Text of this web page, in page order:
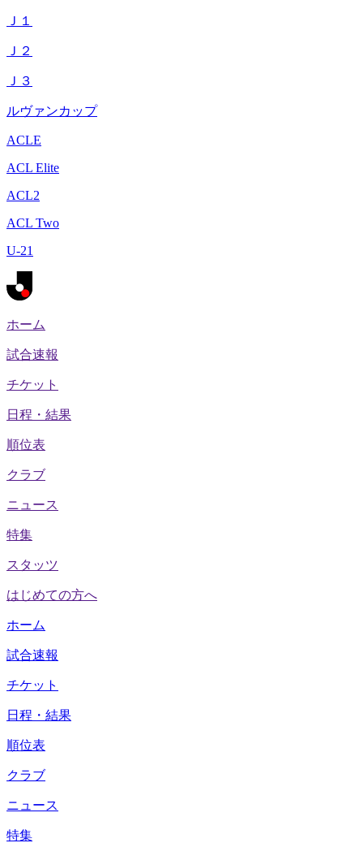
Ｊ１
Ｊ２
Ｊ３
ルヴァンカップ
ACLE
ACL Elite
ACL2
ACL Two
U-21
ホーム
試合速報
チケット
日程・結果
順位表
クラブ
ニュース
特集
スタッツ
はじめての方へ
ホーム
試合速報
チケット
日程・結果
順位表
クラブ
ニュース
特集